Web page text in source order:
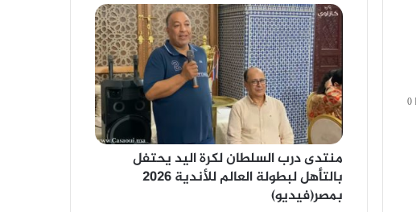
0
منتدى درب السلطان لكرة اليد يحتفل
بالتأهل لبطولة العالم للأندية 2026
بمصر(فيديو)